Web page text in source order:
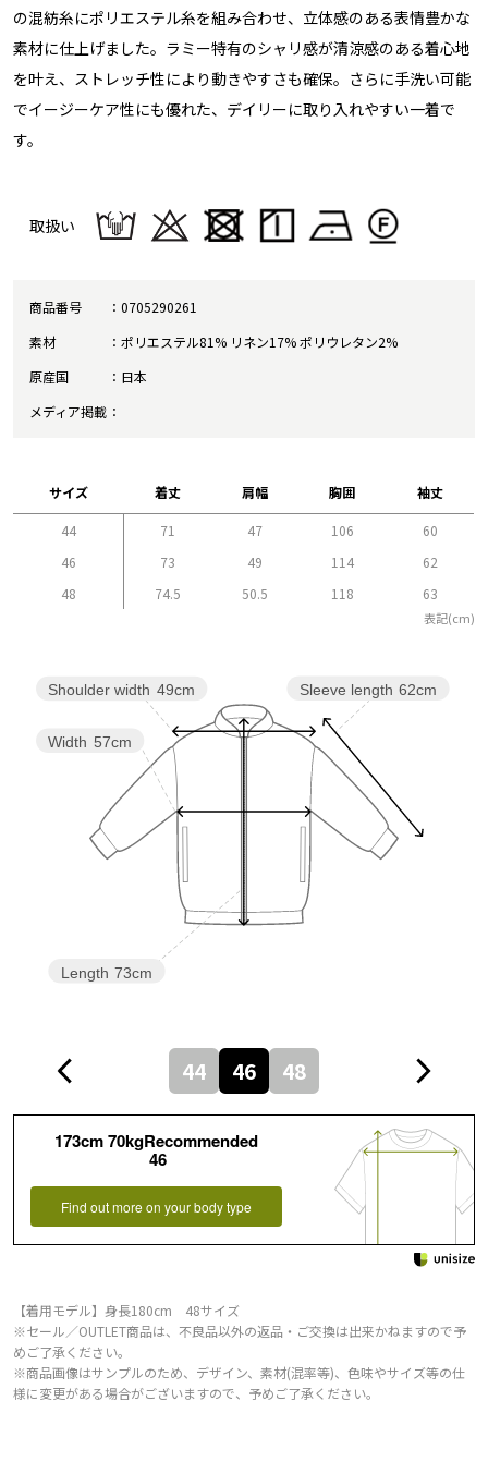
の混紡糸にポリエステル糸を組み合わせ、立体感のある表情豊かな
素材に仕上げました。ラミー特有のシャリ感が清涼感のある着心地
を叶え、ストレッチ性により動きやすさも確保。さらに手洗い可能
でイージーケア性にも優れた、デイリーに取り入れやすい一着で
す。
取扱い
商品番号
0705290261
素材
ポリエステル81% リネン17% ポリウレタン2%
原産国
日本
メディア掲載
サイズ 着丈 肩幅 胸囲 袖丈
44 71 47 106
60
46
73 49 114
62
48
74.5 50.5 118 63
表記(cm)
Sleeve length 62cm
Length 73cm
Width 57cm
Shoulder width 49cm
44 46 48
173cm 70kgRecommended
46
Find out more on your body type
【着用モデル】身長180cm 48サイズ
※セール／OUTLET商品は、不良品以外の返品・ご交換は出来かねますので予
めご了承ください。
※商品画像はサンプルのため、デザイン、素材(混率等)、色味やサイズ等の仕
様に変更がある場合がございますので、予めご了承ください。